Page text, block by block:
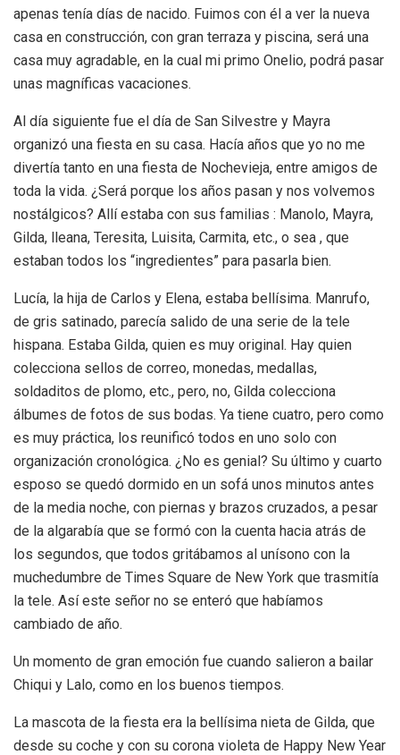
apenas tenía días de nacido. Fuimos con él a ver la nueva
casa en construcción, con gran terraza y piscina, será una
casa muy agradable, en la cual mi primo Onelio, podrá pasar
unas magníficas vacaciones.
Al día siguiente fue el día de San Silvestre y Mayra
organizó una fiesta en su casa. Hacía años que yo no me
divertía tanto en una fiesta de Nochevieja, entre amigos de
toda la vida. ¿Será porque los años pasan y nos volvemos
nostálgicos? Allí estaba con sus familias : Manolo, Mayra,
Gilda, lleana, Teresita, Luisita, Carmita, etc., o sea , que
estaban todos los “ingredientes” para pasarla bien.
Lucía, la hija de Carlos y Elena, estaba bellísima. Manrufo,
de gris satinado, parecía salido de una serie de la tele
hispana. Estaba Gilda, quien es muy original. Hay quien
colecciona sellos de correo, monedas, medallas,
soldaditos de plomo, etc., pero, no, Gilda colecciona
álbumes de fotos de sus bodas. Ya tiene cuatro, pero como
es muy práctica, los reunificó todos en uno solo con
organización cronológica. ¿No es genial? Su último y cuarto
esposo se quedó dormido en un sofá unos minutos antes
de la media noche, con piernas y brazos cruzados, a pesar
de la algarabía que se formó con la cuenta hacia atrás de
los segundos, que todos gritábamos al unísono con la
muchedumbre de Times Square de New York que trasmitía
la tele. Así este señor no se enteró que habíamos
cambiado de año.
Un momento de gran emoción fue cuando salieron a bailar
Chiqui y Lalo, como en los buenos tiempos.
La mascota de la fiesta era la bellísima nieta de Gilda, que
desde su coche y con su corona violeta de Happy New Year